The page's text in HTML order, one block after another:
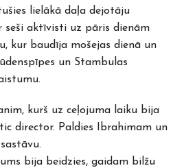
lielākā daļa dejotāju
seši aktīvisti uz pāris dienām
kur baudīja mošejas dienā un
un Stambulas
kurš uz ceļojuma laiku bija
director. Paldies Ibrahimam un
bija beidzies, gaidam bilžu